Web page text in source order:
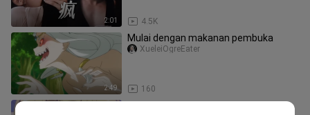
2:01 4.5K
2:49
Mulai dengan makanan pembuka
160
XueleiOgreEater